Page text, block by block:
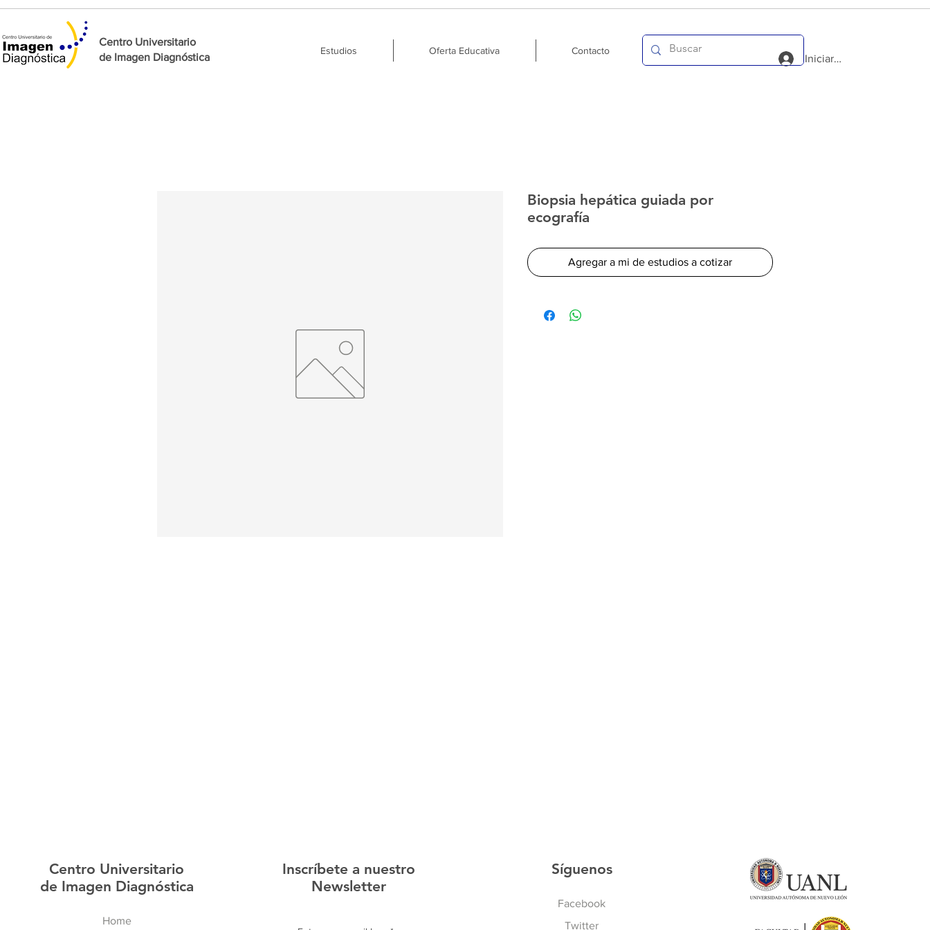
Estudios Oferta Educativa Contacto
Iniciar sesión
Centro Universitario
de Imagen Diagnóstica
Biopsia hepática guiada por
ecografía
Agregar a mi de estudios a cotizar
Centro Universitario
de Imagen Diagnóstica
Home
Inscríbete a nuestro
Newsletter
Síguenos
Facebook
Twitter